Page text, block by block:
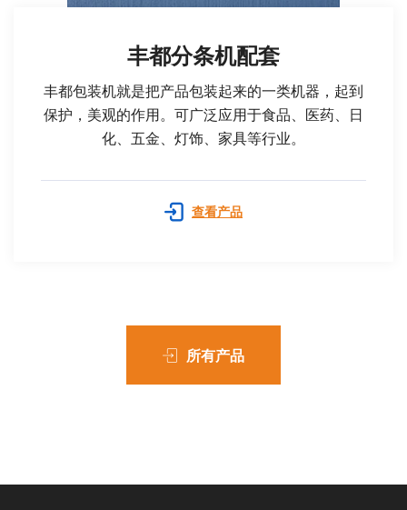
丰都分条机配套
丰都包装机就是把产品包装起来的一类机器，起到
保护，美观的作用。可广泛应用于食品、医药、日
化、五金、灯饰、家具等行业。
查看产品
所有产品